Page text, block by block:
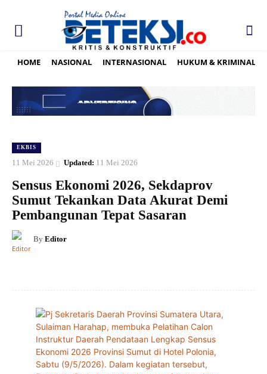
HOME NASIONAL INTERNASIONAL HUKUM & KRIMINAL
EKBIS
11 Mei 2026 Updated: 11 Mei 2026
Sensus Ekonomi 2026, Sekdaprov
Sumut Tekankan Data Akurat Demi
Pembangunan Tepat Sasaran
By Editor